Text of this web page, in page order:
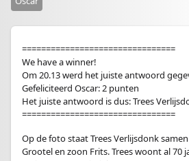
================================
We have a winner!
Om 20.13 werd het juiste antwoord
Gefeliciteerd Oscar: 2 punten
Het juiste antwoord is dus: Trees
================================
Op de foto staat Trees Verlijsdonk
Grootel en zoon Frits. Trees woont al 70